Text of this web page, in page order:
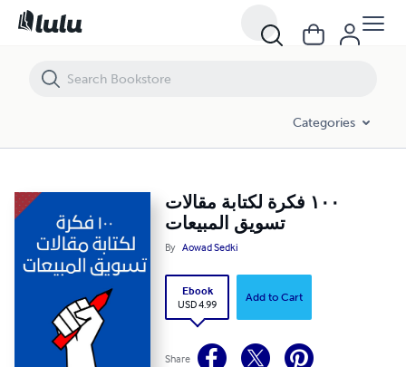
Categories
١٠٠ فكرة لكتابة مقالات
تسويق المبيعات
By Aowad Sedki
Ebook
USD 4.99
Add to Cart
Share